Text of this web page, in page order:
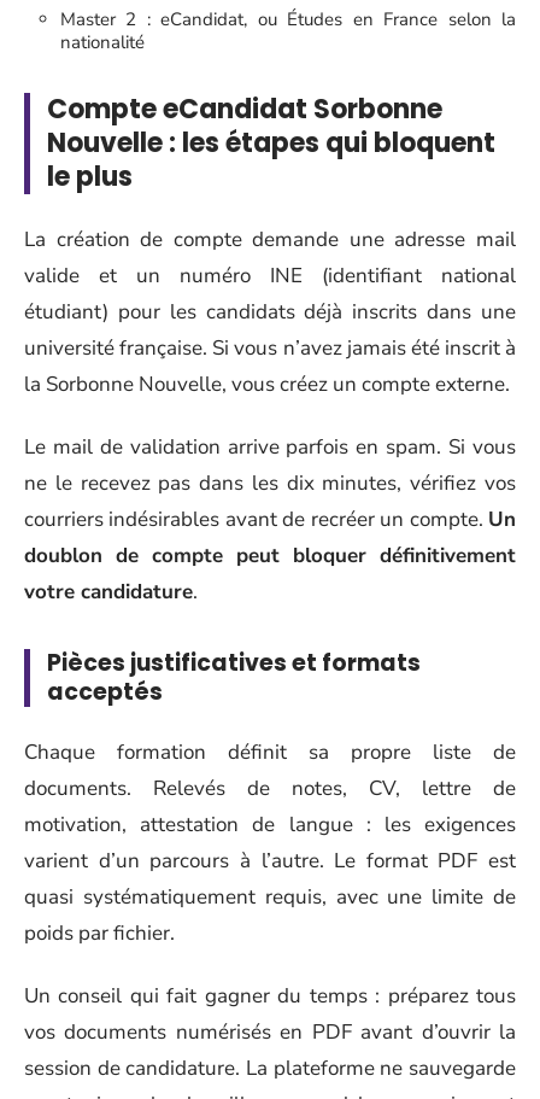
Master 2 : eCandidat, ou Études en France selon la
nationalité
Compte eCandidat Sorbonne
Nouvelle : les étapes qui bloquent
le plus
La création de compte demande une adresse mail
valide et un numéro INE (identifiant national
étudiant) pour les candidats déjà inscrits dans une
université française. Si vous n’avez jamais été inscrit à
la Sorbonne Nouvelle, vous créez un compte externe.
Le mail de validation arrive parfois en spam. Si vous
ne le recevez pas dans les dix minutes, vérifiez vos
courriers indésirables avant de recréer un compte. Un
doublon de compte peut bloquer définitivement
votre candidature.
Pièces justificatives et formats
acceptés
Chaque formation définit sa propre liste de
documents. Relevés de notes, CV, lettre de
motivation, attestation de langue : les exigences
varient d’un parcours à l’autre. Le format PDF est
quasi systématiquement requis, avec une limite de
poids par fichier.
Un conseil qui fait gagner du temps : préparez tous
vos documents numérisés en PDF avant d’ouvrir la
session de candidature. La plateforme ne sauvegarde